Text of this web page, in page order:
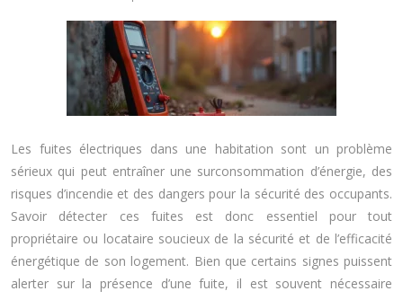
Les fuites électriques dans une habitation sont un problème
sérieux qui peut entraîner une surconsommation d’énergie, des
risques d’incendie et des dangers pour la sécurité des occupants.
Savoir détecter ces fuites est donc essentiel pour tout
propriétaire ou locataire soucieux de la sécurité et de l’efficacité
énergétique de son logement. Bien que certains signes puissent
alerter sur la présence d’une fuite, il est souvent nécessaire